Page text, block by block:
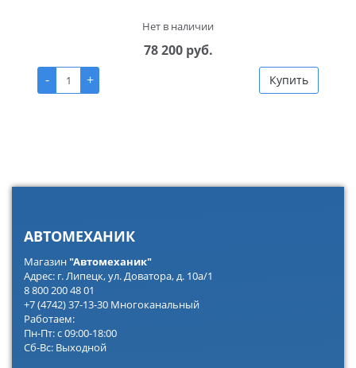
Нет в наличии
78 200 руб.
-
+ Купить
АВТОМЕХАНИК
Магазин"Автомеханик"
Адрес: г. Липецк, ул. Доватора, д. 10а/1
8 800 200 48 01
+7 (4742) 37-13-30 Многоканальный
Работаем:
Пн-Пт: с 09:00-18:00
Сб-Вс: Выходной